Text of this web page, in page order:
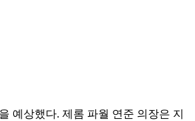
예상했다. 제롬 파월 연준 의장은 지